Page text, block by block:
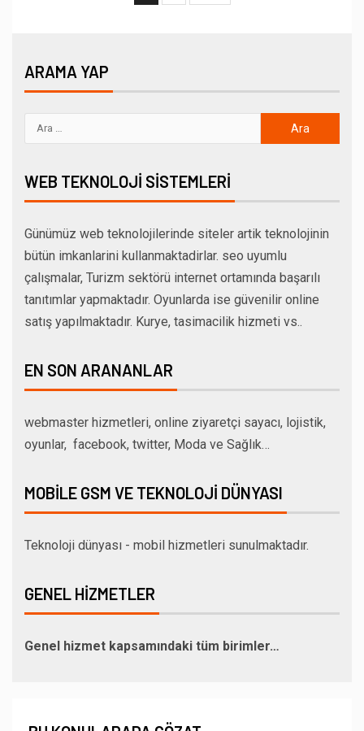
ARAMA YAP
WEB TEKNOLOJI SISTEMLERI
Günümüz web teknolojilerinde siteler artik teknolojinin
bütün imkanlarini kullanmaktadirlar. seo uyumlu
çalışmalar, Turizm sektörü internet ortamında başarılı
tanıtımlar yapmaktadır. Oyunlarda ise güvenilir online
satış yapılmaktadır. Kurye, tasimacilik hizmeti vs..
EN SON ARANANLAR
webmaster hizmetleri, online ziyaretçi sayacı, lojistik,
oyunlar, facebook, twitter, Moda ve Sağlık…
MOBILE GSM VE TEKNOLOJI DÜNYASI
Teknoloji dünyası - mobil hizmetleri sunulmaktadır.
GENEL HIZMETLER
Genel hizmet kapsamındaki tüm birimler…